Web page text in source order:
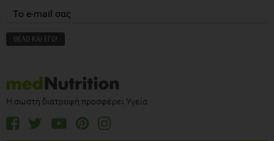
Η σωστή διατροφή προσφέρει Υγεία